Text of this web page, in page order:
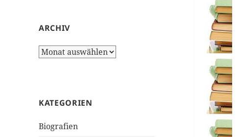
ARCHIV
Archiv
KATEGORIEN
Biografien